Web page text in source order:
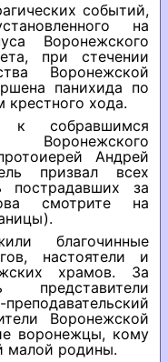
событий,
на
Воронежского
при стечении
Воронежской
панихида по
крестного хода.
к собравшимся
Андрей
призвал всех
пострадавших за
смотрите на
благочинные
настоятели и
храмов. За
представители
Воронежской
воронежцы, кому
малой родины.